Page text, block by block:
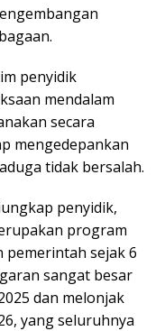
penyidik
mendalam
secara
mengedepankan
tidak bersalah.
penyidik,
program
sejak 6
sangat besar
dan melonjak
yang seluruhnya